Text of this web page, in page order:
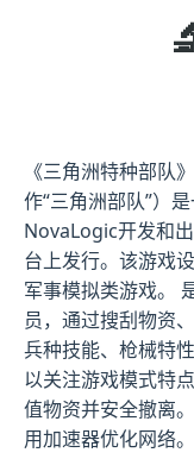
《三角洲特种部队
作“三角洲部队”）
NovaLogic开发和
台上发行。该游戏
军事模拟类游戏。
员，通过搜刮物资
兵种技能、枪械特
以关注游戏模式特
值物资并安全撤离
用加速器优化网络。